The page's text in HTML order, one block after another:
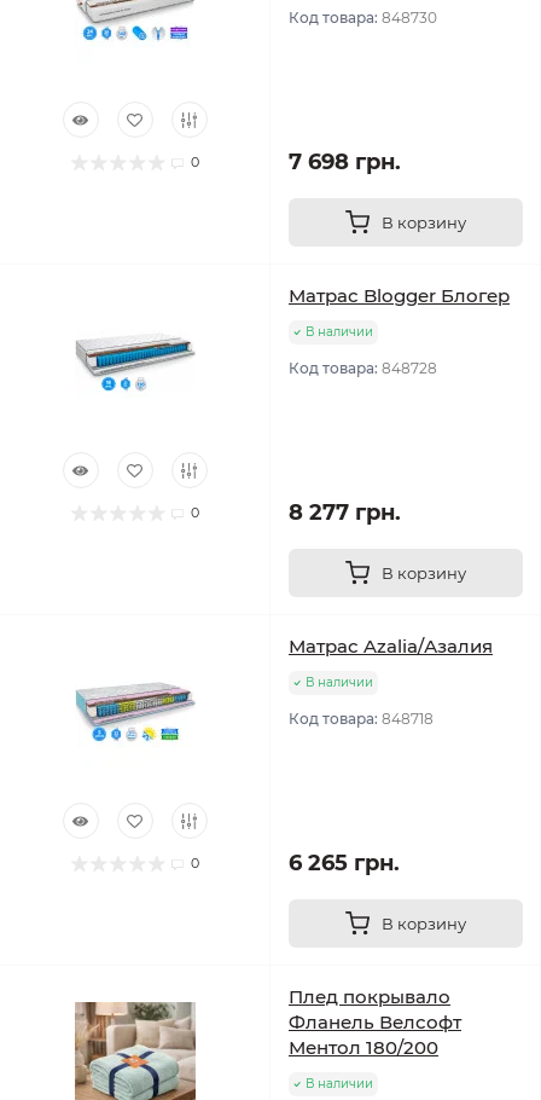
0
Код товара: 848730
7 698 грн.
В корзину
0
Матрас Blogger Блогер
В наличии
Код товара: 848728
8 277 грн.
В корзину
0
Матрас Azalia/Азалия
В наличии
Код товара: 848718
6 265 грн.
В корзину
Плед покрывало
Фланель Велсофт
Ментол 180/200
В наличии